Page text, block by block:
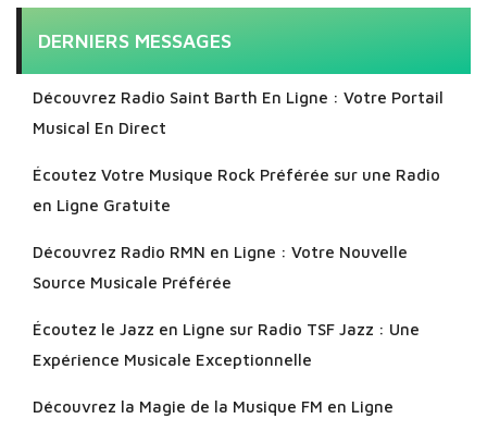
DERNIERS MESSAGES
Découvrez Radio Saint Barth En Ligne : Votre Portail
Musical En Direct
Écoutez Votre Musique Rock Préférée sur une Radio
en Ligne Gratuite
Découvrez Radio RMN en Ligne : Votre Nouvelle
Source Musicale Préférée
Écoutez le Jazz en Ligne sur Radio TSF Jazz : Une
Expérience Musicale Exceptionnelle
Découvrez la Magie de la Musique FM en Ligne